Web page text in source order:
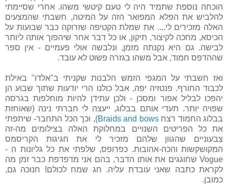
הוכחה נוספת שתמיד היה לי טעם קיטשי משהו. אחרי שסיימתי
להלביש את הפלא המפואר הזה על המיטה, חשבתי שהמצעים
האלה מזכירים לי.... את שמלת הקטיפה שזרוקה כבר שבועות על
הכיסא, מחכה לקיצור, תיקון, או כל דבר אחר שיהפוך אותה ליותר
לבישה. גם היא נקנתה מזמן, ונלבשה אולי פעמיים - אין ספר
שההדפס חמוד, אבל משהו בגזרה פשוט לא עובד.
ואז חשבתי על המגפי הזמש הלבנות שקניתי ב"אלדו" באילת
לכבוד החורף. פנטזיה יפה, אבל כולנו הרי יודעות שתוך שבוע הן
יהפכו לבליל אפור ומסכן - ולכן עתידן להיות מוחלפות בגרסה
שפויה יותר. תעדי אותם בבלוג, ייעצה לי חברתי נינה (שאוחזת
בבלוג החמוד רצחBraids and bows), וכך הכל התחבר- שיתפתי
את כל הפריטים השנויים במחלוקת האלה בצילומים מה-זה
צבעוניים שהגוון שלהם מזכיר לי את חגיגות הקריסמס
המקושקשות והכה-אהובות. כפרופס, שלפתי את כל גליונות ה -
Vogue שחוגגים את אותו הדבר, בהם אני מדפדפת כבר זמן מה
לקראת כתבה שאני עובדת עליה. חג שמח לכולם! חנוכה גם,
כמובן.